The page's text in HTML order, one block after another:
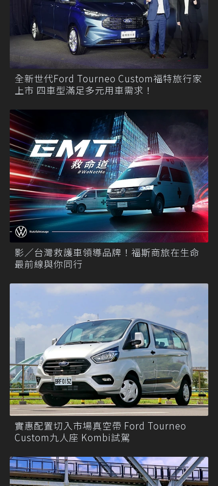
全新世代Ford Tourneo Custom福特旅行家
上市 四車型滿足多元用車需求！
影／台灣救護車領導品牌！福斯商旅在生命
最前線與你同行
實惠配置切入市場真空帶 Ford Tourneo
Custom九人座 Kombi試駕